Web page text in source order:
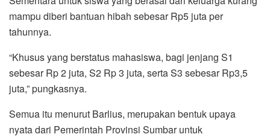
mampu diberi bantuan hibah sebesar Rp5 juta per
tahunnya.
“Khusus yang berstatus mahasiswa, bagi jenjang S1
sebesar Rp 2 juta, S2 Rp 3 juta, serta S3 sebesar Rp3,5
juta,” pungkasnya.
Semua itu menurut Barlius, merupakan bentuk upaya
nyata dari Pemerintah Provinsi Sumbar untuk